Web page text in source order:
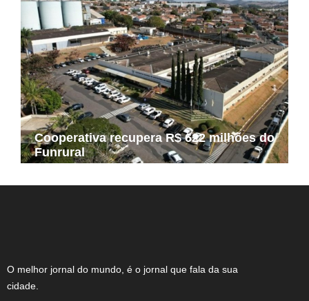
Cooperativa recupera R$ 622 milhões do
Funrural
O melhor jornal do mundo, é o jornal que fala da sua
cidade.